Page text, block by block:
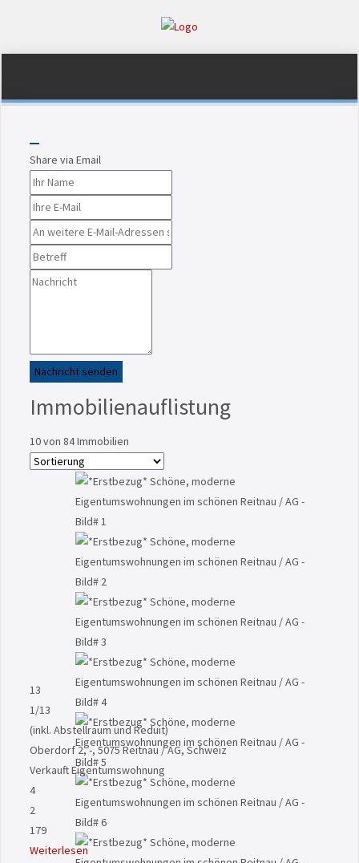
Share via Email
Nachricht senden
Immobilienauflistung
10von 84 Immobilien
13
1/13
(inkl. Abstellraum und Reduit)
Oberdorf 2, -, 5075 Reitnau / AG, Schweiz
VerkauftEigentumswohnung
4
2
179
Weiterlesen